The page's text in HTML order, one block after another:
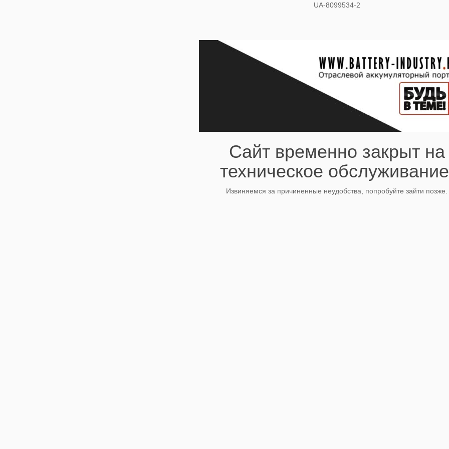
UA-8099534-2
Сайт временно закрыт на
техническое
Извиняемся за причиненные неудобства, попробуйте зайти позже.